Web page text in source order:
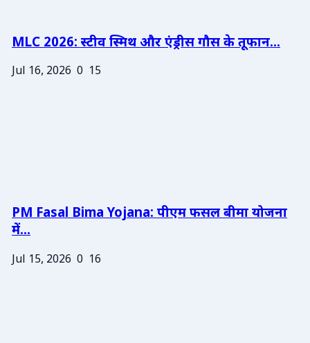
MLC 2026: स्टीव स्मिथ और एंड्रीस गौस के तूफान...
Jul 16, 2026 0 15
PM Fasal Bima Yojana: पीएम फसल बीमा योजना
में...
Jul 15, 2026 0 16